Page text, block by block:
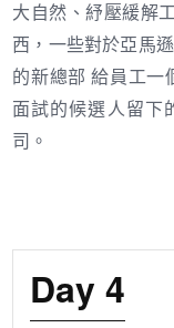
大自然、紓壓緩解
西，一些對於亞馬
的新總部 給員工一
面試的候選人留下
司。
Day 4